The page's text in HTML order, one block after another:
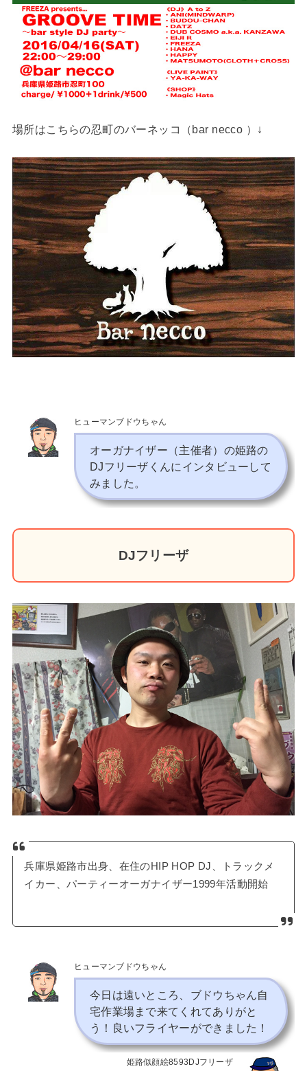
場所はこちらの忍町のバーネッコ（bar necco ）↓
ヒューマンブドウちゃん
オーガナイザー（主催者）の姫路の
DJフリーザくんにインタビューして
みました。
DJフリーザ
兵庫県姫路市出身、在住のHIP HOP DJ、トラックメ
イカー、パーティーオーガナイザー1999年活動開始
ヒューマンブドウちゃん
今日は遠いところ、ブドウちゃん自
宅作業場まで来てくれてありがと
う！良いフライヤーができました！
姫路似顔絵8593DJフリーザ